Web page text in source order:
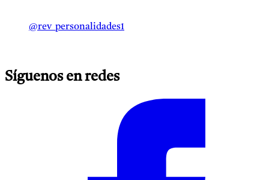
@rev_personalidades1
Síguenos en redes